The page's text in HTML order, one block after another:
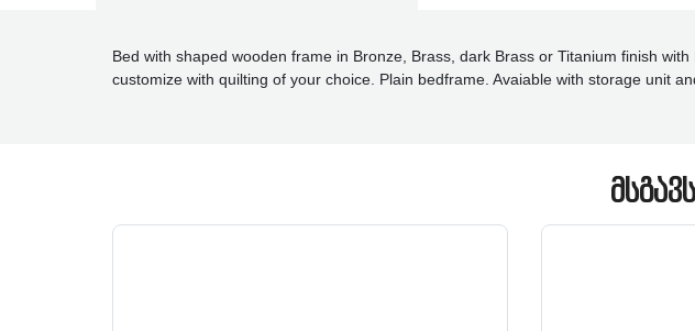
Bed with shaped wooden frame in Bronze, Brass, dark Brass or Titanium finish
customize with quilting of your choice. Plain bedframe. Avaiable with storage unit